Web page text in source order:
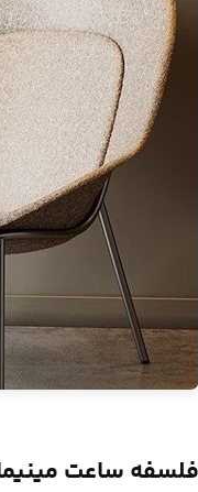
فلسفه ساعت